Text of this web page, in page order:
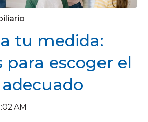
tu medida:
para escoger el
AM